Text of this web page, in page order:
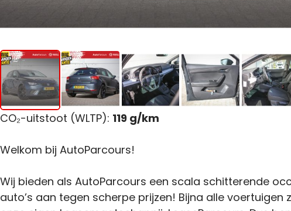
CO₂-uitstoot (WLTP): 119 g/km
Welkom bij AutoParcours!
Wij bieden als AutoParcours een scala schitterende
auto’s aan tegen scherpe prijzen! Bijna alle voertuigen